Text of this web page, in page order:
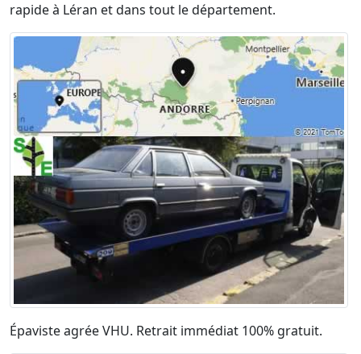
rapide à Léran et dans tout le département.
Épaviste agrée VHU. Retrait immédiat 100% gratuit.